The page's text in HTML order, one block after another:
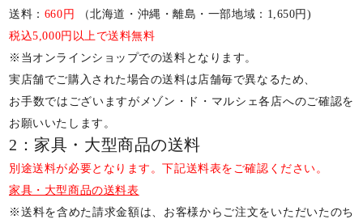
送料： 660円
（北海道・沖縄・離島・一部地域：1,650円)
税込5,000円以上で送料無料
※当オンラインショップでの送料となります。
実店舗でご購入された場合の送料は店舗毎で異なるため、
お手数ではございますがメゾン・ド・マルシェ各店へのご確認を
お願いいたします。
2：家具・大型商品の送料
別途送料が必要となります。下記送料表をご確認ください。
家具・大型商品の送料表
※送料を含めた請求金額は、お客様からご注文をいただいたのち